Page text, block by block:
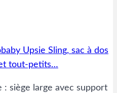
Upsie Sling, sac à dos
tout-petits…
: siège large avec support